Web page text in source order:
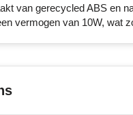
van gerecycled ABS en
vermogen van 10W, wat